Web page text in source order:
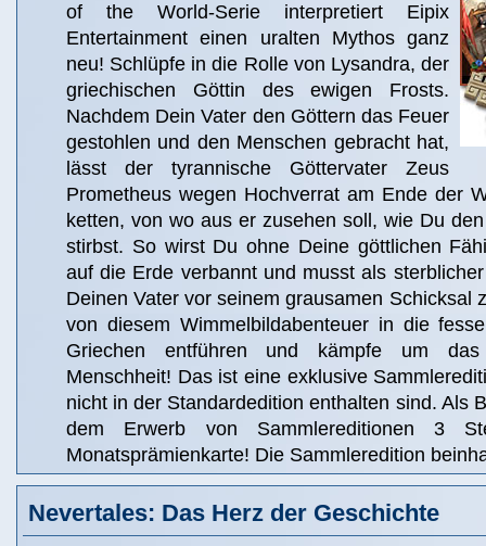
of the World-Serie interpretiert Eipix
Entertainment einen uralten Mythos ganz
neu! Schlüpfe in die Rolle von Lysandra, der
griechischen Göttin des ewigen Frosts.
Nachdem Dein Vater den Göttern das Feuer
gestohlen und den Menschen gebracht hat,
lässt der tyrannische Göttervater Zeus
Prometheus wegen Hochverrat am Ende der
ketten, von wo aus er zusehen soll, wie Du
stirbst. So wirst Du ohne Deine göttlichen
auf die Erde verbannt und musst als
Deinen Vater vor seinem grausamen Schicksal
von diesem Wimmelbildabenteuer in die
Griechen entführen und kämpfe um das
Menschheit! Das ist eine exklusive
nicht in der Standardedition enthalten sind. Als
dem Erwerb von Sammlereditionen 3
Monatsprämienkarte! Die Sammleredition
Nevertales: Das Herz der Geschichte